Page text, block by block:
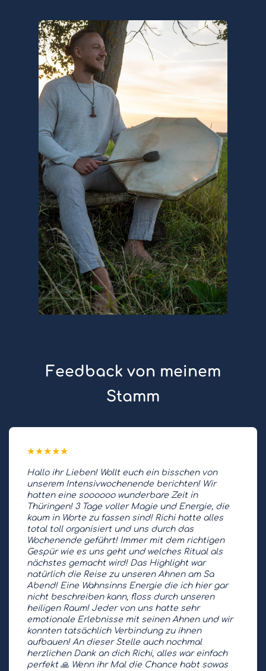
Feedback von meinem
Stamm
★★★★★
Hallo ihr Lieben! Wollt euch ein bisschen von
unserem Intensivwochenende berichten! Wir
hatten eine soooooo wunderbare Zeit in
Thüringen! 3 Tage voller Magie und Energie, die
kaum in Worte zu fassen sind! Richi hatte alles
total toll organisiert und uns durch das
Wochenende geführt! Immer mit dem richtigen
Gespür wie es uns geht und welches Ritual als
nächstes gemacht wird! Das Highlight war
natürlich die Reise zu unseren Ahnen am Sa
Abend! Eine Wahnsinns Energie die ich hier gar
nicht beschreiben kann, floss durch unseren
heiligen Raum! Jeder von uns hatte sehr
emotionale Erlebnisse mit seinen Ahnen und wir
konnten tatsächlich Verbindung zu ihnen
aufbauen! An dieser Stelle auch nochmal
herzlichen Dank an dich Richi, alles war einfach
perfekt 🙏 Wenn ihr Mal die Chance habt sowas